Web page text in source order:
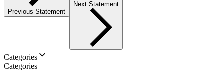
Previous Statement
Next Statement
Categories
Categories